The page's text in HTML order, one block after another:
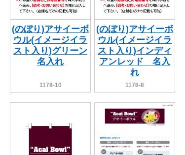
(のぼり)アサイーボ
ウル(イメージイラ
スト入り)グリーン
名入れ
1178-10
(のぼり)アサイーボ
ウル(イメージイラ
スト入り)インディ
アンレッド 名入
れ
1178-8